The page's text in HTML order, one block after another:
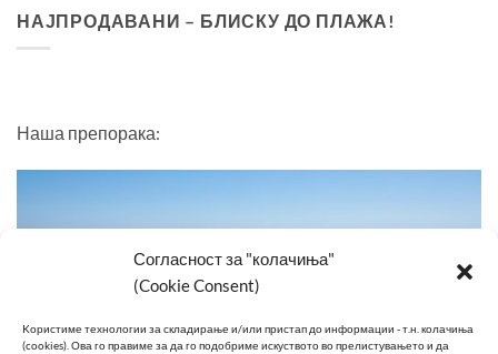
Согласност за "колачиња"
(Cookie Consent)
Kористиме технологии за складирање и/или пристап до информации - т.н. колачиња
(cookies).Ова го правиме за да го подобриме искуството во прелистувањето и да
НАЈПРОДАВАНИ – БЛИСКУ ДО ПЛАЖА!
Наша препорака: